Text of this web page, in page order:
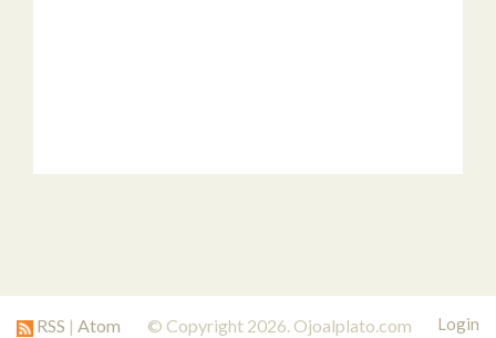
RSS | Atom © Copyright 2026. Ojoalplato.com Login